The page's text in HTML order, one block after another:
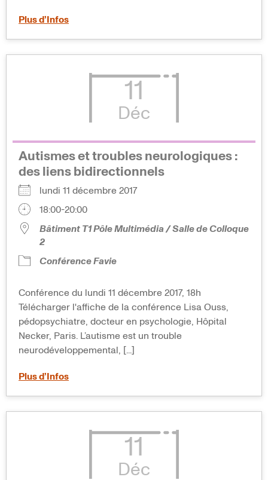
Plus d’Infos
11
Déc
Autismes et troubles neurologiques :
des liens bidirectionnels
lundi 11 décembre 2017
18:00-20:00
Bâtiment T1 Pôle Multimédia / Salle de Colloque
2
Conférence Favie
Conférence du lundi 11 décembre 2017, 18h
Télécharger l'affiche de la conférence Lisa Ouss,
pédopsychiatre, docteur en psychologie, Hôpital
Necker, Paris. L’autisme est un trouble
neurodéveloppemental, [...]
Plus d’Infos
11
Déc